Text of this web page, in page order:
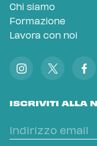
Chi siamo
Formazione
Lavora con noi
ISCRIVITI ALLA